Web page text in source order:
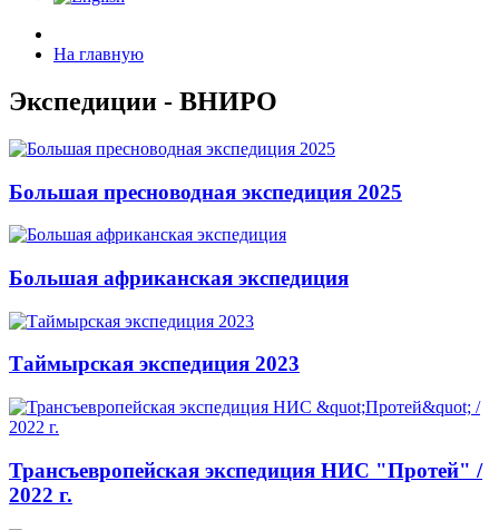
На главную
Экспедиции - ВНИРО
Большая пресноводная экспедиция 2025
Большая африканская экспедиция
Таймырская экспедиция 2023
Трансъевропейская экспедиция НИС "Протей" /
2022 г.